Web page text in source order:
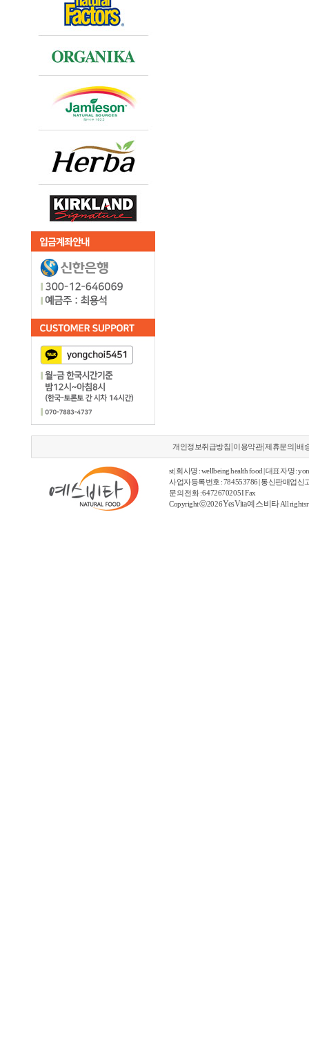
개인정보취급방침 이용약관|제휴문의 |배
st | 회사명 : wellbeing health food | 대표자명 :
사업자등록번호 : 784553786 | 통신판매업신
문의 전화 : 6472670205 I Fax
Copyright ⓒ2026YesVita 예스비타All rights